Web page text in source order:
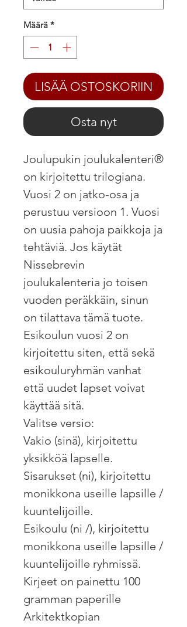
Määrä *
LISÄÄ OSTOSKORIIN
Osta nyt
Joulupukin joulukalenteri®
on kirjoitettu trilogiana.
Vuosi 2 on jatko-osa ja
perustuu versioon 1. Vuosi
on uusia pahoja paikkoja ja
tehtäviä. Jos käytät
Nissebrevin
joulukalenteria jo toisen
vuoden peräkkäin, sinun
on tilattava tämä tuote.
Esikoulun vuosi 2 on
kirjoitettu siten, että sekä
esikouluryhmän vanhat
että uudet lapset voivat
käyttää sitä.
Valitse versio:
Vakio (sinä), kirjoitettu
yksikköä lapselle.
Sisarukset (ni), kirjoitettu
monikkona useille lapsille /
kuuntelijoille.
Esikoulu (ni /), kirjoitettu
monikkona useille lapsille /
kuuntelijoille ryhmissä.
Kirjeet on painettu 100
gramman paperille
Arkitektkopian